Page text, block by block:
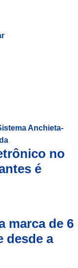
no
é
marca de 6
desde a